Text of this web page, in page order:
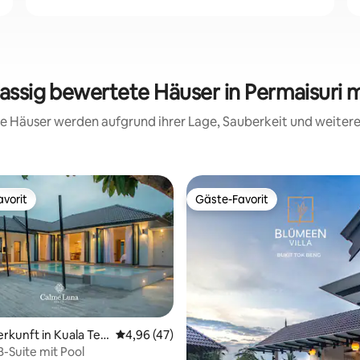
bewertete Häuser in Permaisuri
Häuser werden aufgrund ihrer Lage, Sauberkeit und
in Kuala Ter
Durchschnittliche Bewertung: 4,96 von 5,
4,96 (47)
Suite mit Pool
Gäste-Favorit
Gäste-Favorit